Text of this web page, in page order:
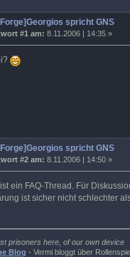
spricht GNS
#1 am: 8.11.2006 | 14:35 »
spricht GNS
#2 am: 8.11.2006 | 14:50 »
ein FAQ-Thread. Für
ist sicher nicht schlechter
prisoners here, of our own device
Blog - Vermi bloggt über